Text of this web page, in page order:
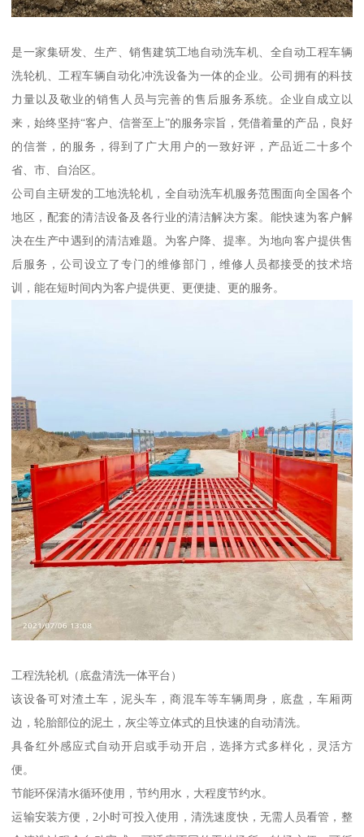
是一家集研发、生产、销售建筑工地自动洗车机、全自动工程车辆
洗轮机、工程车辆自动化冲洗设备为一体的企业。公司拥有的科技
力量以及敬业的销售人员与完善的售后服务系统。企业自成立以
来，始终坚持“客户、信誉至上”的服务宗旨，凭借着量的产品，良好
的信誉，的服务，得到了广大用户的一致好评，产品近二十多个
省、市、自治区。
公司自主研发的工地洗轮机，全自动洗车机服务范围面向全国各个
地区，配套的清洁设备及各行业的清洁解决方案。能快速为客户解
决在生产中遇到的清洁难题。为客户降、提率。为地向客户提供售
后服务，公司设立了专门的维修部门，维修人员都接受的技术培
训，能在短时间内为客户提供更、更便捷、更的服务。
工程洗轮机（底盘清洗一体平台）
该设备可对渣土车，泥头车，商混车等车辆周身，底盘，车厢两
边，轮胎部位的泥土，灰尘等立体式的且快速的自动清洗。
具备红外感应式自动开启或手动开启，选择方式多样化，灵活方
便。
节能环保清水循环使用，节约用水，大程度节约水。
运输安装方便，2小时可投入使用，清洗速度快，无需人员看管，整